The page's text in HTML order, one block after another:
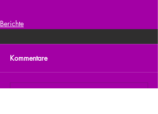
Berichte
Kommentare